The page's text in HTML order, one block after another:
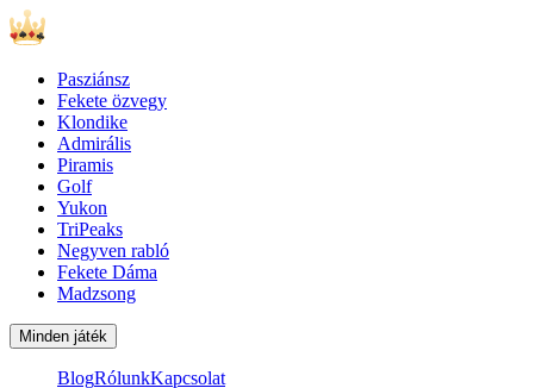
Pasziánsz
Fekete özvegy
Klondike
Admirális
Piramis
Golf
Yukon
TriPeaks
Negyven rabló
Fekete Dáma
Madzsong
Minden játék
BlogRólunkKapcsolat